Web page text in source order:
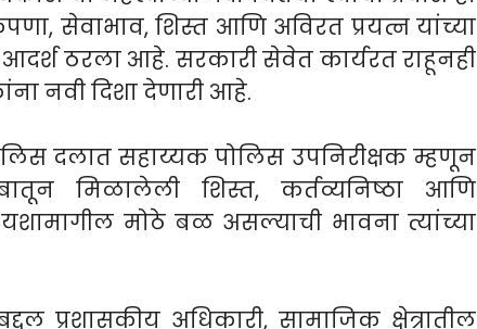
सेवाभाव, शिस्त आणि अविरत प्रयत्न यांच्या
ठरला आहे. सरकारी सेवेत कार्यरत राहूनही
नवी दिशा देणारी आहे.
दलात सहाय्यक पोलिस उपनिरीक्षक म्हणून
मिळालेली शिस्त, कर्तव्यनिष्ठा आणि
मोठे बळ असल्याची भावना त्यांच्या
प्रशासकीय अधिकारी, सामाजिक क्षेत्रातील